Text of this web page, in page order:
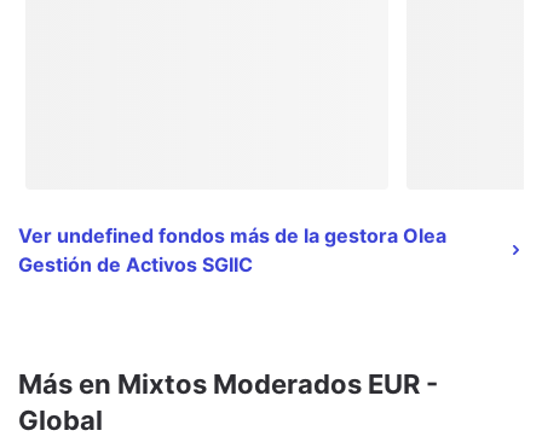
Ver undefined fondos más de la gestora Olea
Gestión de Activos SGIIC
Más en Mixtos Moderados EUR -
Global